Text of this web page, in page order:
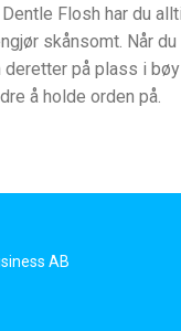
Flosh har du
skånsomt. Når
på plass i
å holde orden på.
AB